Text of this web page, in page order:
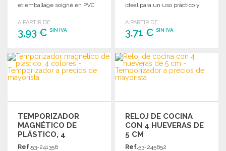
et emballage soigné en PVC
A PARTIR DE
3,93 € SIN IVA
PEDIR
Solicitar un presupuesto
ideal para un uso práctico y
A PARTIR DE
3,71 €SIN IVA
PEDIR
Solicitar un presupuesto
TEMPORIZADOR
MAGNÉTICO DE
PLÁSTICO, 4
COLORES
Ref.53-241356
RELOJ DE COCINA
CON 4 HUEVERAS DE
5 CM
Ref.53-245652